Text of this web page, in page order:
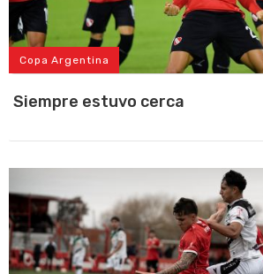
Copa Argentina
Siempre estuvo cerca